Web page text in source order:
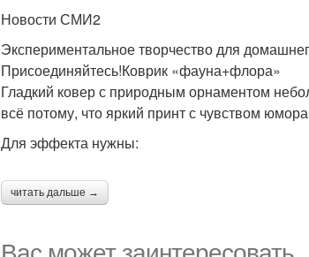
Новости СМИ2
Экспериментальное творчество для
Присоединяйтесь!Коврик «фауна+флора»
Гладкий ковер с природным орнаментом
всё потому, что яркий принт с чувством
Для эффекта нужны:
читать дальше →